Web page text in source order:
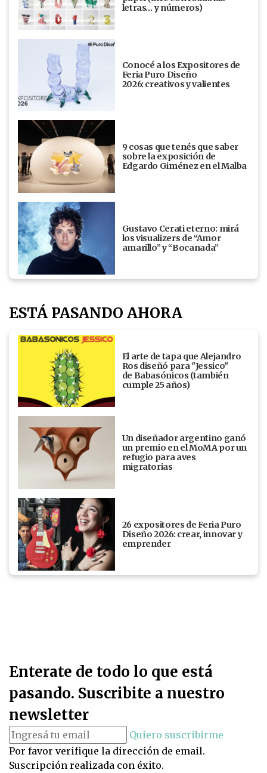
letras… y números)
Conocé a los Expositores de
Feria Puro Diseño
2026: creativos y valientes
9 cosas que tenés que saber
sobre la exposición de
Edgardo Giménez en el Malba
Gustavo Cerati eterno: mirá
los visualizers de “Amor
amarillo” y “Bocanada”
ESTÁ PASANDO AHORA
El arte de tapa que Alejandro
Ros diseñó para "Jessico"
de Babasónicos (también
cumple 25 años)
Un diseñador argentino ganó
un premio en el MoMA por un
refugio para aves
migratorias
26 expositores de Feria Puro
Diseño 2026: crear, innovar y
emprender
Enterate de todo lo que está
pasando. Suscribite a nuestro
newsletter
Quiero suscribirme
Por favor verifique la dirección de email.
Suscripción realizada con éxito.